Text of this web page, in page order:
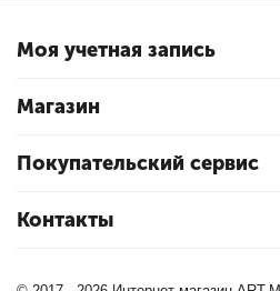
Моя учетная запись
Магазин
Покупательский сервис
Контакты